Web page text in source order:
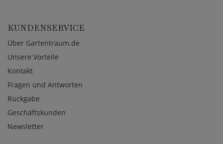
KUNDENSERVICE
Über Gartentraum.de
Unsere Vorteile
Kontakt
Fragen und Antworten
Rückgabe
Geschäftskunden
Newsletter